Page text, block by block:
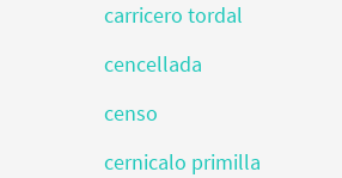
carricero tordal
cencellada
censo
cernicalo primilla